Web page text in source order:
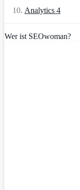
Analytics 4
Wer ist SEOwoman?